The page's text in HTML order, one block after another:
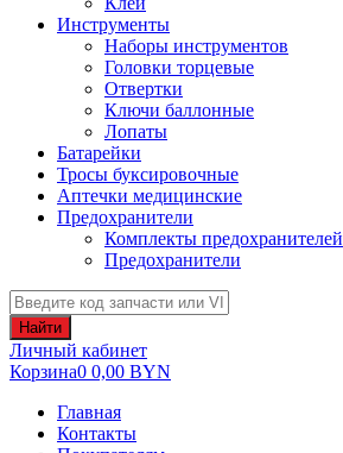
Инструменты
Наборы инструментов
Головки торцевые
Отвертки
Ключи баллонные
Лопаты
Батарейки
Тросы буксировочные
Аптечки медицинские
Предохранители
Комплекты предохранителей
Предохранители
Найти
Личный кабинет
Корзина0 0,00 BYN
Главная
Контакты